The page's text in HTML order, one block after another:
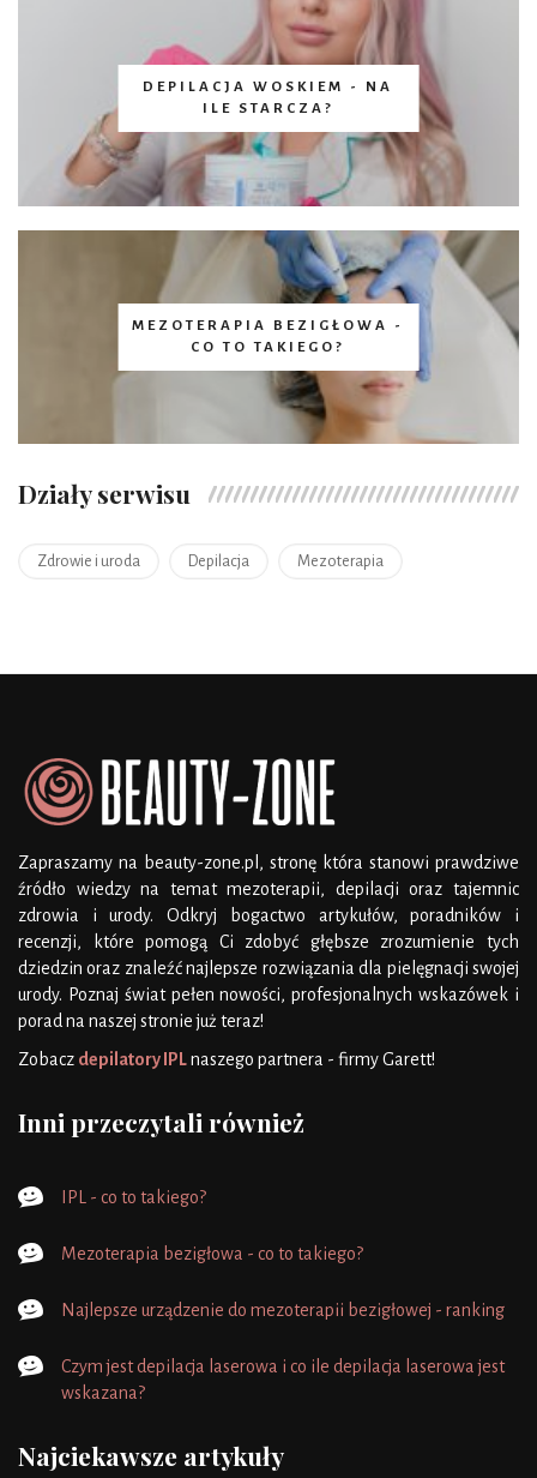
DEPILACJA WOSKIEM - NA
ILE STARCZA?
MEZOTERAPIA BEZIGŁOWA -
CO TO TAKIEGO?
Działy serwisu
Zdrowie i uroda Depilacja Mezoterapia
Zapraszamy na beauty-zone.pl, stronę która stanowi prawdziwe
źródło wiedzy na temat mezoterapii, depilacji oraz tajemnic
zdrowia i urody. Odkryj bogactwo artykułów, poradników i
recenzji, które pomogą Ci zdobyć głębsze zrozumienie tych
dziedzin oraz znaleźć najlepsze rozwiązania dla pielęgnacji swojej
urody. Poznaj świat pełen nowości, profesjonalnych wskazówek i
porad na naszej stronie już teraz!
Zobacz depilatory IPLnaszego partnera - firmy Garett!
Inni przeczytali również
IPL - co to takiego?
Mezoterapia bezigłowa - co to takiego?
Najlepsze urządzenie do mezoterapii bezigłowej - ranking
Czym jest depilacja laserowa i co ile depilacja laserowa jest
wskazana?
Najciekawsze artykuły